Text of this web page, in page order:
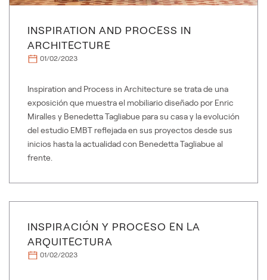
INSPIRATION AND PROCESS IN
ARCHITECTURE
01/02/2023
Inspiration and Process in Architecture se trata de una
exposición que muestra el mobiliario diseñado por Enric
Miralles y Benedetta Tagliabue para su casa y la evolución
del estudio EMBT reflejada en sus proyectos desde sus
inicios hasta la actualidad con Benedetta Tagliabue al
frente.
INSPIRACIÓN Y PROCESO EN LA
ARQUITECTURA
01/02/2023